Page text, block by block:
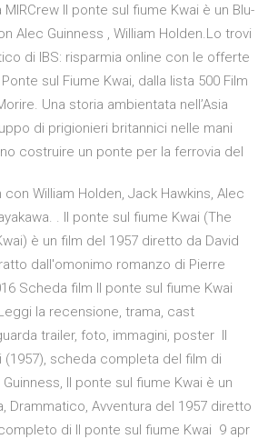
MIRCrew Il ponte sul fiume Kwai è un Blu-
Alec Guinness , William Holden.Lo trovi
di IBS: risparmia online con le offerte
sul Fiume Kwai, dalla lista 500 Film
Una storia ambientata nell’Asia
di prigionieri britannici nelle mani
costruire un ponte per la ferrovia del
con William Holden, Jack Hawkins, Alec
. Il ponte sul fiume Kwai (The
è un film del 1957 diretto da David
dall'omonimo romanzo di Pierre
Scheda film Il ponte sul fiume Kwai
la recensione, trama, cast
trailer, foto, immagini, poster Il
(1957), scheda completa del film di
Il ponte sul fiume Kwai è un
Drammatico, Avventura del 1957 diretto
di Il ponte sul fiume Kwai 9 apr